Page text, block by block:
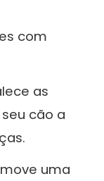
com
as
cão a
uma